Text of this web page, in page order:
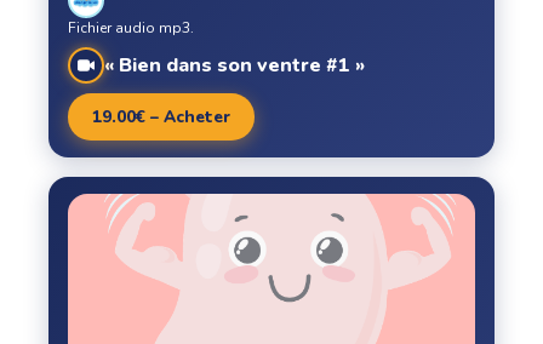
« Bien dans son ventre #1 »
Fichier audio mp3.
19.00€ – Acheter